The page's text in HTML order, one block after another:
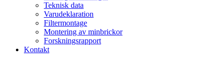
Teknisk data
Varudeklaration
Filtermontage
Montering av minbrickor
Forskningsrapport
Kontakt